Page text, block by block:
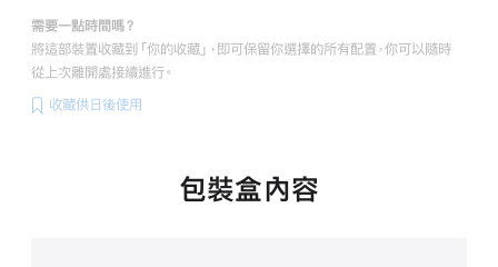
需要一點時間嗎？
將這部裝置收藏到「你的收藏」，即可保留你選擇的所有配置，你可以隨時
從上次離開處接續進行。
收藏供日後使用
包裝盒內容